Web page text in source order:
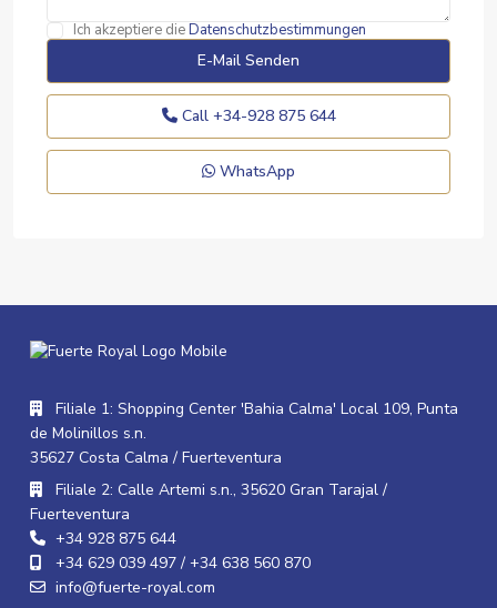
Ich akzeptiere dieDatenschutzbestimmungen
Call +34-928 875 644
WhatsApp
Filiale 1: Shopping Center 'Bahia Calma' Local 109, Punta
de Molinillos s.n.
35627 Costa Calma / Fuerteventura
Filiale 2: Calle Artemi s.n., 35620 Gran Tarajal /
Fuerteventura
+34 928 875 644
+34 629 039 497 / +34 638 560 870
info@fuerte-royal.com